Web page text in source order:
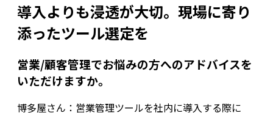
導入よりも浸透が大切。現場に寄り
添ったツール選定を
営業/顧客管理でお悩みの方へのアドバイスを
いただけますか。
博多屋さん：営業管理ツールを社内に導入する際に